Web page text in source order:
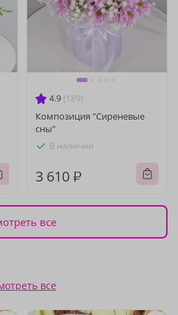
4.9 (189)
Композиция "Сиреневые
сны"
В наличии
3 610 ₽
все
все